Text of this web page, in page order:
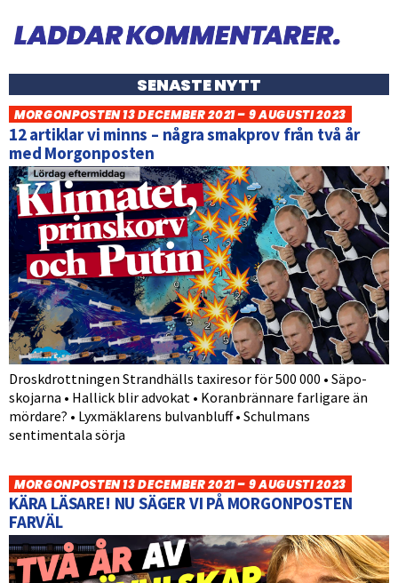
SENASTE NYTT
MORGONPOSTEN 13 DECEMBER 2021 – 9 AUGUSTI 2023
12 artiklar vi minns – några smakprov från två år
med Morgonposten
Droskdrottningen Strandhälls taxiresor för 500 000 • Säpo-
skojarna • Hallick blir advokat • Koranbrännare farligare än
mördare? • Lyxmäklarens bulvanbluff • Schulmans
sentimentala sörja
MORGONPOSTEN 13 DECEMBER 2021 – 9 AUGUSTI 2023
KÄRA LÄSARE! NU SÄGER VI PÅ MORGONPOSTEN
FARVÄL